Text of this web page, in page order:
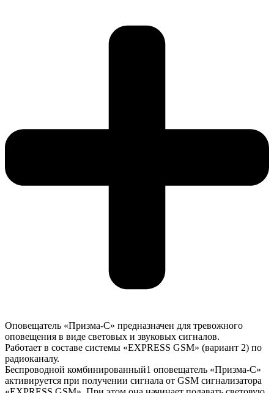
Оповещатель «Призма-С» предназначен для тревожного
оповещения в виде световых и звуковых сигналов.
Работает в составе системы «EXPRESS GSM» (вариант 2) по
радиоканалу.
Беспроводной комбинированный1 оповещатель «Призма-С»
активируется при получении сигнала от GSM сигнализатора